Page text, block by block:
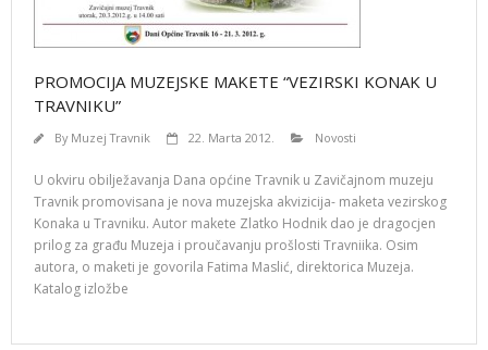
PROMOCIJA MUZEJSKE MAKETE “VEZIRSKI KONAK U
TRAVNIKU”
By Muzej Travnik 22. Marta 2012. Novosti
U okviru obilježavanja Dana općine Travnik u Zavičajnom muzeju
Travnik promovisana je nova muzejska akvizicija- maketa vezirskog
Konaka u Travniku. Autor makete Zlatko Hodnik dao je dragocjen
prilog za građu Muzeja i proučavanju prošlosti Travniika. Osim
autora, o maketi je govorila Fatima Maslić, direktorica Muzeja.
Katalog izložbe